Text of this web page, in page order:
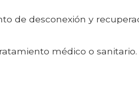
de desconexión y
médico o sanitario.